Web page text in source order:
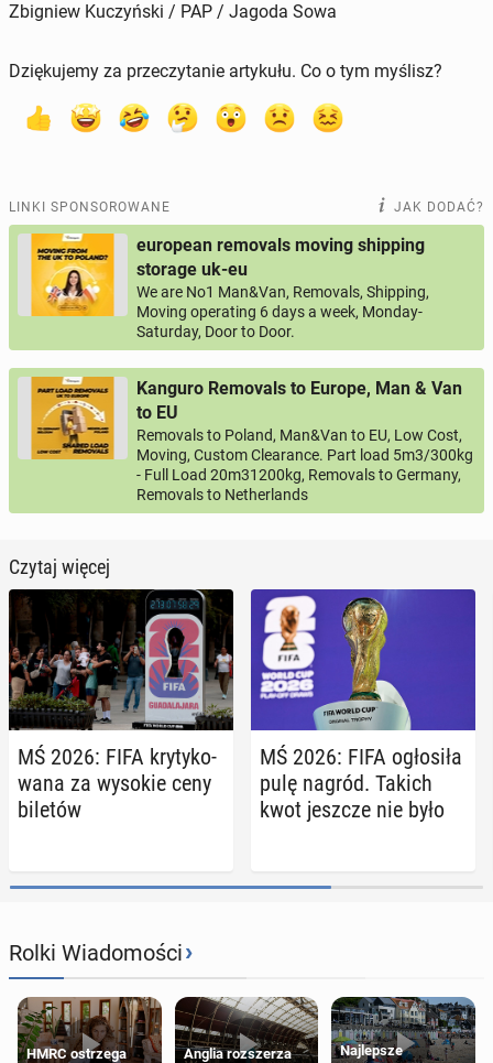
Zbigniew Kuczyński / PAP / Jagoda Sowa
Dziękujemy za przeczytanie artykułu. Co o tym myślisz?
LINKI SPONSOROWANE JAK DODAĆ?
european removals moving shipping
storage uk-eu
We are No1 Man&Van, Removals, Shipping,
Moving operating 6 days a week, Monday-
Saturday, Door to Door.
Kanguro Removals to Europe, Man & Van
to EU
Removals to Poland, Man&Van to EU, Low Cost,
Moving, Custom Clearance. Part load 5m3/300kg
- Full Load 20m31200kg, Removals to Germany,
Removals to Netherlands
Czytaj więcej
MŚ 2026: FIFA kry­ty­ko­
wa­na za wysokie ceny
biletów
MŚ 2026: FIFA ogło­si­ła
pulę nagród. Takich
kwot jeszcze nie było
Rolki Wiadomości›
HMRC ostrzega Anglia rozszerza
Najlepsze